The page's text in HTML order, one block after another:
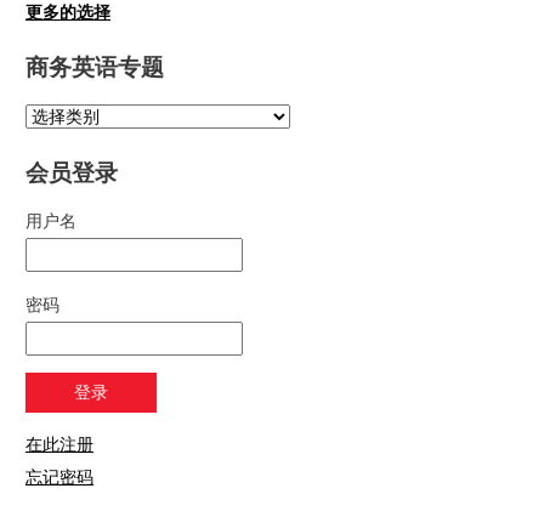
更多的选择
商务英语专题
会员登录
用户名
密码
在此注册
忘记密码